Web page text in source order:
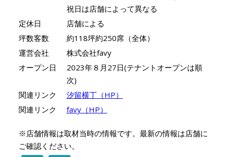
祝日は店舗によって異なる
定休日
店舗による
坪数客数
約118坪約250席（全体）
運営会社
株式会社favy
オープン日
2023年８月27日(テナントオープンは順
次)
関連リンク
汐留横丁（HP）
関連リンク
favy（HP）
※店舗情報は取材当時の情報です。最新の情報は店舗に
ご確認ください。